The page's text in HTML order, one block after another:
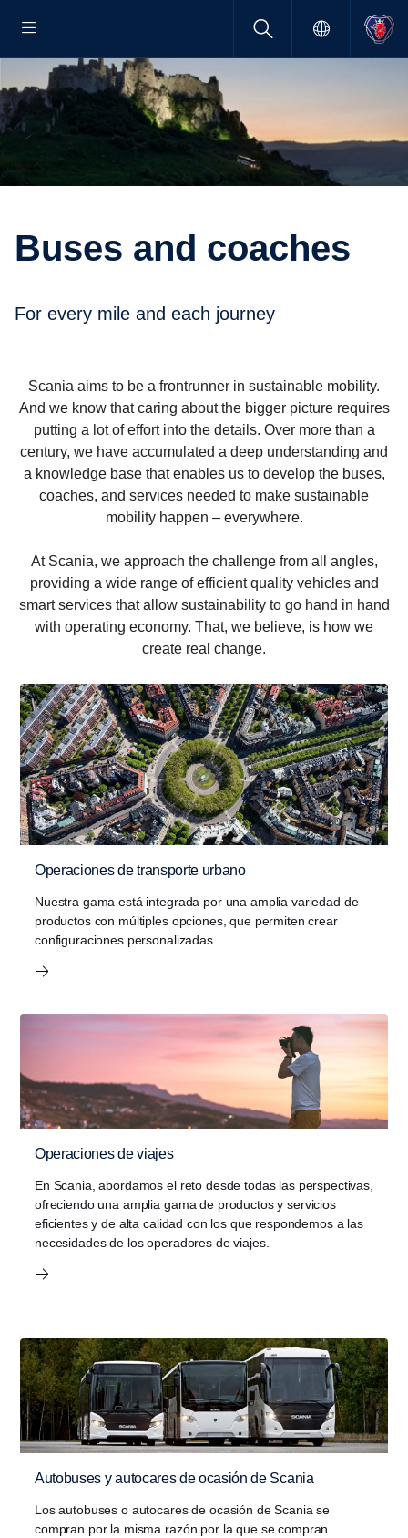
Buses and coaches
For every mile and each journey
Scania aims to be a frontrunner in sustainable mobility.
And we know that caring about the bigger picture requires
putting a lot of effort into the details. Over more than a
century, we have accumulated a deep understanding and
a knowledge base that enables us to develop the buses,
coaches, and services needed to make sustainable
mobility happen – everywhere.
At Scania, we approach the challenge from all angles,
providing a wide range of efficient quality vehicles and
smart services that allow sustainability to go hand in hand
with operating economy. That, we believe, is how we
create real change.
Operaciones de transporte urbano
Nuestra gama está integrada por una amplia variedad de
productos con múltiples opciones, que permiten crear
configuraciones personalizadas.
Operaciones de viajes
En Scania, abordamos el reto desde todas las perspectivas,
ofreciendo una amplia gama de productos y servicios
eficientes y de alta calidad con los que respondemos a las
necesidades de los operadores de viajes.
Autobuses y autocares de ocasión de Scania
Los autobuses o autocares de ocasión de Scania se
compran por la misma razón por la que se compran